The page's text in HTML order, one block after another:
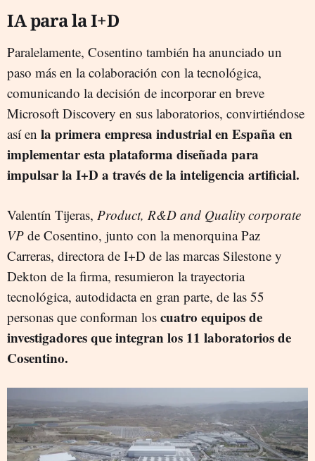
IA para la I+D
Paralelamente, Cosentino también ha anunciado un
paso más en la colaboración con la tecnológica,
comunicando la decisión de incorporar en breve
Microsoft Discovery en sus laboratorios, convirtiéndose
así en la primera empresa industrial en España en
implementar esta plataforma diseñada para
impulsar la I+D a través de la inteligencia artificial.
Valentín Tijeras, Product, R&D and Quality corporate
VP de Cosentino, junto con la menorquina Paz
Carreras, directora de I+D de las marcas Silestone y
Dekton de la firma, resumieron la trayectoria
tecnológica, autodidacta en gran parte, de las 55
personas que conforman los cuatro equipos de
investigadores que integran los 11 laboratorios de
Cosentino.